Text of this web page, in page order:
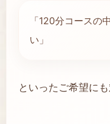
「120分コースの
い」
といったご希望に